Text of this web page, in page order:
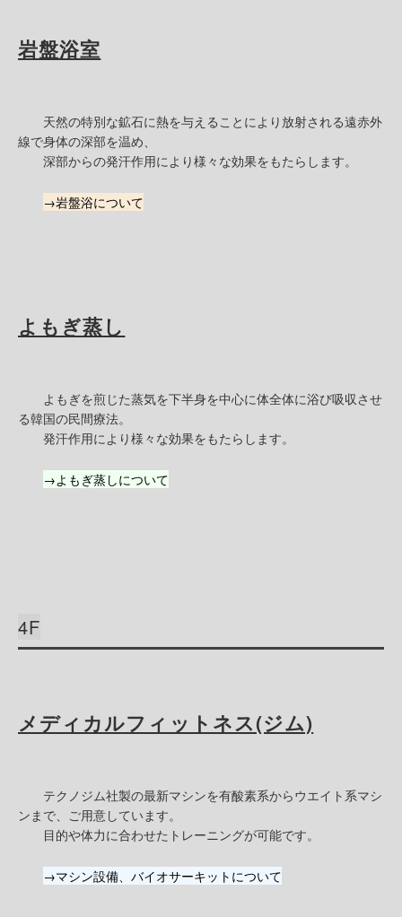
岩盤浴室
天然の特別な鉱石に熱を与えることにより放射される遠赤外
線で身体の深部を温め、
深部からの発汗作用により様々な効果をもたらします。
→岩盤浴について
よもぎ蒸し
よもぎを煎じた蒸気を下半身を中心に体全体に浴び吸収させ
る韓国の民間療法。
発汗作用により様々な効果をもたらします。
→よもぎ蒸しについて
4F
メディカルフィットネス(ジム)
テクノジム社製の最新マシンを有酸素系からウエイト系マシ
ンまで、ご用意しています。
目的や体力に合わせたトレーニングが可能です。
→マシン設備、バイオサーキットについて